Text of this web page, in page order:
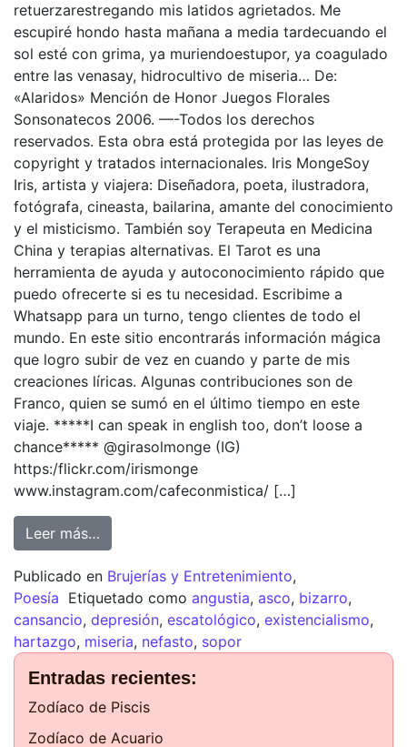
retuerzarestregando mis latidos agrietados. Me
escupiré hondo hasta mañana a media tardecuando el
sol esté con grima, ya muriendoestupor, ya coagulado
entre las venasay, hidrocultivo de miseria… De:
«Alaridos» Mención de Honor Juegos Florales
Sonsonatecos 2006. —-Todos los derechos
reservados. Esta obra está protegida por las leyes de
copyright y tratados internacionales. Iris MongeSoy
Iris, artista y viajera: Diseñadora, poeta, ilustradora,
fotógrafa, cineasta, bailarina, amante del conocimiento
y el misticismo. También soy Terapeuta en Medicina
China y terapias alternativas. El Tarot es una
herramienta de ayuda y autoconocimiento rápido que
puedo ofrecerte si es tu necesidad. Escribime a
Whatsapp para un turno, tengo clientes de todo el
mundo. En este sitio encontrarás información mágica
que logro subir de vez en cuando y parte de mis
creaciones líricas. Algunas contribuciones son de
Franco, quien se sumó en el último tiempo en este
viaje. *****I can speak in english too, don’t loose a
chance***** @girasolmonge (IG)
https:/flickr.com/irismonge
www.instagram.com/cafeconmistica/ […]
Leer más…
Publicado en Brujerías y Entretenimiento,
Poesía Etiquetado como angustia, asco, bizarro,
cansancio, depresión, escatológico, existencialismo,
hartazgo, miseria, nefasto, sopor
Entradas recientes:
Zodíaco de Piscis
Zodíaco de Acuario